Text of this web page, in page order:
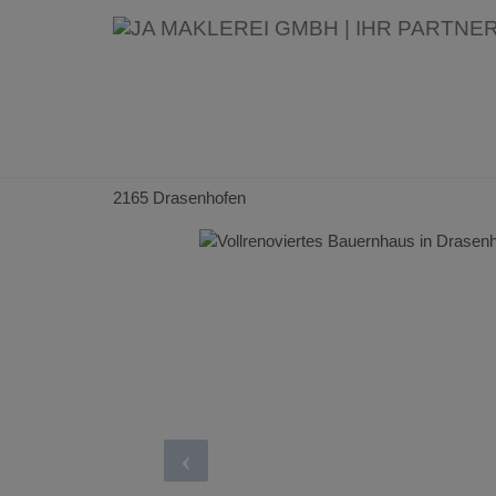
Vollrenoviertes Bauernhaus
2165 Drasenhofen